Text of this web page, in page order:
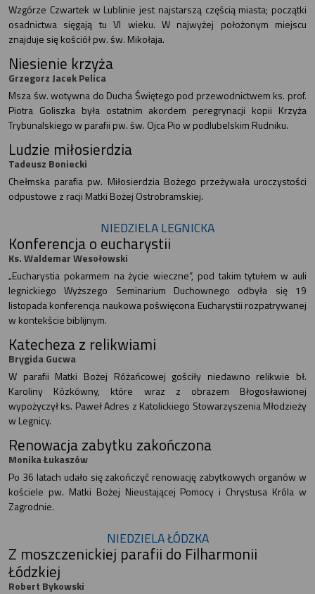
Wzgórze Czwartek w Lublinie jest najstarszą częścią miasta; początki
osadnictwa sięgają tu VI wieku. W najwyżej położonym miejscu
znajduje się kościół pw. św. Mikołaja.
Niesienie krzyża
Grzegorz Jacek Pelica
Msza św. wotywna do Ducha Świętego pod przewodnictwem ks. prof.
Piotra Goliszka była ostatnim akordem peregrynacji kopii Krzyża
Trybunalskiego w parafii pw. św. Ojca Pio w podlubelskim Rudniku.
Ludzie miłosierdzia
Tadeusz Boniecki
Chełmska parafia pw. Miłosierdzia Bożego przeżywała uroczystości
odpustowe z racji Matki Bożej Ostrobramskiej.
NIEDZIELA LEGNICKA
Konferencja o eucharystii
Ks. Waldemar Wesołowski
„Eucharystia pokarmem na życie wieczne”, pod takim tytułem w auli
legnickiego Wyższego Seminarium Duchownego odbyła się 19
listopada konferencja naukowa poświęcona Eucharystii rozpatrywanej
w kontekście biblijnym.
Katecheza z relikwiami
Brygida Gucwa
W parafii Matki Bożej Różańcowej gościły niedawno relikwie bł.
Karoliny Kózkówny, które wraz z obrazem Błogosławionej
wypożyczył ks. Paweł Adres z Katolickiego Stowarzyszenia Młodzieży
w Legnicy.
Renowacja zabytku zakończona
Monika Łukaszów
Po 36 latach udało się zakończyć renowację zabytkowych organów w
kościele pw. Matki Bożej Nieustającej Pomocy i Chrystusa Króla w
Zagrodnie.
NIEDZIELA ŁÓDZKA
Z moszczenickiej parafii do Filharmonii
Łódzkiej
Robert Bykowski